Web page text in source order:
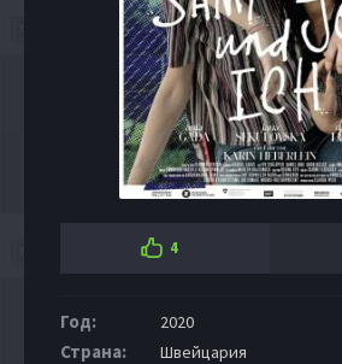
4
Год: 2020
Страна: Швейцария